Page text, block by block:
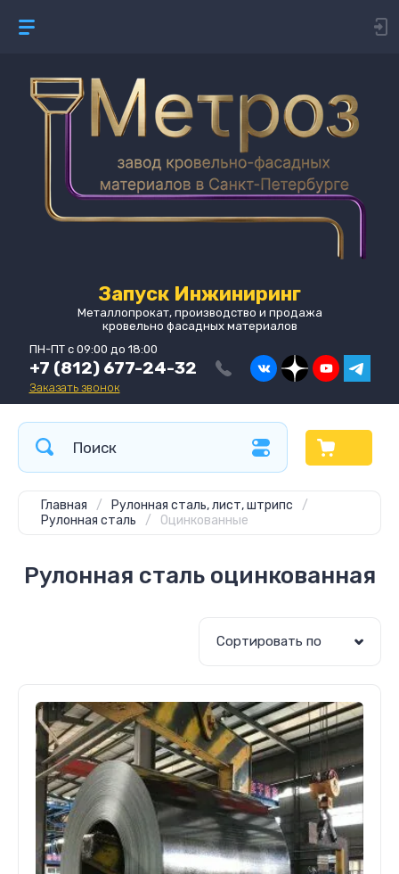
Запуск Инжиниринг
Металлопрокат, производство и продажа
кровельно фасадных материалов
ПН-ПТ с 09:00 до 18:00
+7 (812) 677-24-32
Заказать звонок
Главная / Рулонная сталь, лист, штрипс
/
Рулонная сталь
/ Оцинкованные
Рулонная сталь оцинкованная
Сортировать по